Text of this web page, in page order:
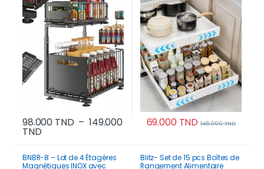
98.000 TND – 149.000
TNDPlage de prix : 98.000 TND à 149.000 TND
69.000TND 145.000TND
BNBR-8 – Lot de 4 Étagères
Magnétiques INOX avec
Blitz- Set de 15 pcs Boîtes de
Rangement Alimentaire